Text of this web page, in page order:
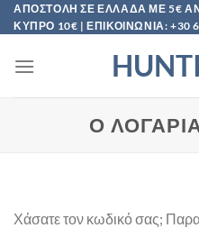
Μετάβαση
στο
ΑΠΟΣΤΟΛΗ ΣΕ ΕΛΛΑΔΑ ΜΕ 5€
ΚΥΠΡΟ 10€ | ΕΠΙΚΟΙΝΩΝΙΑ: +30
Ο
Χάσατε τον κωδικό σας;